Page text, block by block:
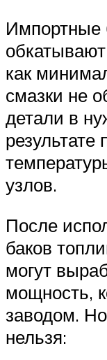
Импортные
как
смазки не
детали в
узлов.
После
баков
могут
мощность,
заводом.
нельзя: